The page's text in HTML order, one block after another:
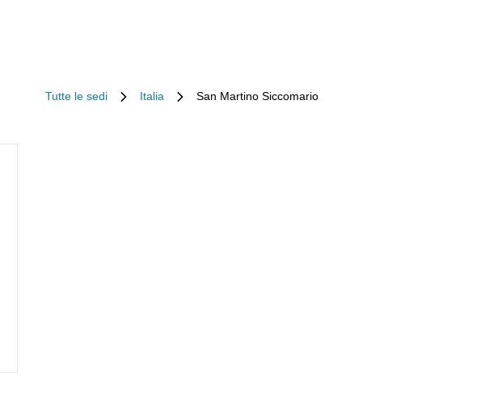
Tutte le sedi Italia San Martino Siccomario